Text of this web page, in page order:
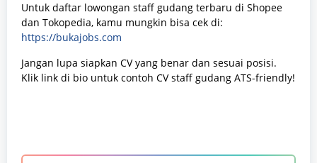
Untuk daftar lowongan staff gudang terbaru di Shopee
dan Tokopedia, kamu mungkin bisa cek di:
https://bukajobs.com
Jangan lupa siapkan CV yang benar dan sesuai posisi.
Klik link di bio untuk contoh CV staff gudang ATS-friendly!